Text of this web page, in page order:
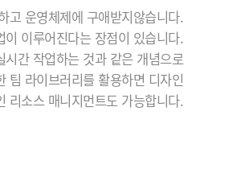
고 운영체제에 구애받지않습니다.
이루어진다는 장점이 있습니다.
간 작업하는 것과 같은 개념으로
팀 라이브러리를 활용하면 디자인
리소스 매니지먼트도 가능합니다.